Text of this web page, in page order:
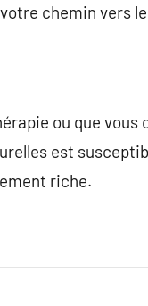
chemin vers
ou que vous
est
riche.